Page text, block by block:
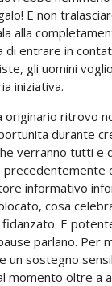
E non
alla
di entrare in
gli uomini
iniziativa.
originario ritrovo
durante
verranno tutti e
precedentemente
informativo
cosa
E
parlano. Per
un sostegno
momento oltre a